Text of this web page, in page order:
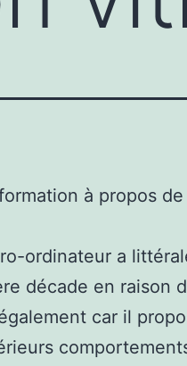
à propos de
ordinateur a
décade en raison
car il